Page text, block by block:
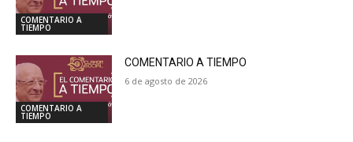
COMENTARIO A
TIEMPO
COMENTARIO A
TIEMPO
COMENTARIO A TIEMPO
6 de agosto de 2026